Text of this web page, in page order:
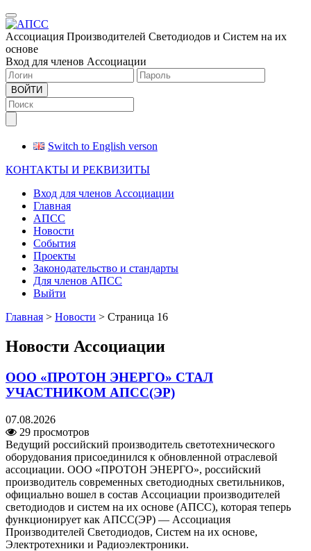
Меню
Ассоциация Производителей Светодиодов и Систем на их
основе
Вход для членов Ассоциации
ВОЙТИ
Switch to English verson
КОНТАКТЫ И РЕКВИЗИТЫ
Вход для членов Ассоциации
Главная
АПСС
Новости
События
Проекты
Законодательство и стандарты
Для членов АПСС
Выйти
Главная > Новости > Страница 16
Новости Ассоциации
ООО «ПРОТОН ЭНЕРГО» СТАЛ
УЧАСТНИКОМ АПСС(ЭР)
07.08.2026
29 просмотров
Ведущий российский производитель светотехнического
оборудования присоединился к обновленной отраслевой
ассоциации. ООО «ПРОТОН ЭНЕРГО», российский
производитель современных светодиодных светильников,
официально вошел в состав Ассоциации производителей
светодиодов и систем на их основе (АПСС), которая теперь
функционирует как АПСС(ЭР) — Ассоциация
Производителей Светодиодов, Систем на их основе,
Электротехники и Радиоэлектроники.